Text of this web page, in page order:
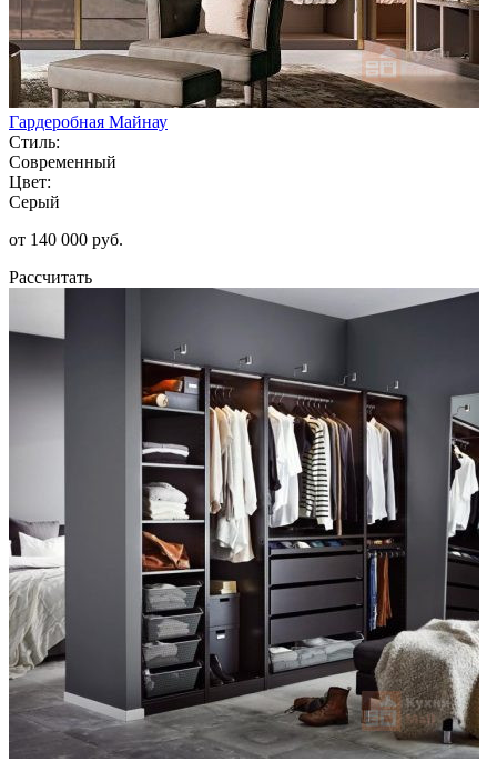
Гардеробная Майнау
Стиль:
Современный
Цвет:
Серый
от 140 000 руб.
Рассчитать